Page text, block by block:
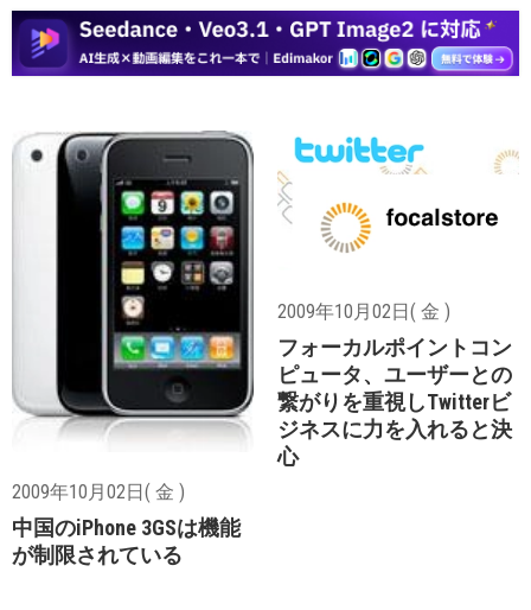
2009年10月02日( 金 )
中国のiPhone 3GSは機能
が制限されている
2009年10月02日( 金 )
フォーカルポイントコン
ピュータ、ユーザーとの
繋がりを重視しTwitterビ
ジネスに力を入れると決
心